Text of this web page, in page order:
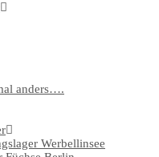
anders….
Werbellinsee